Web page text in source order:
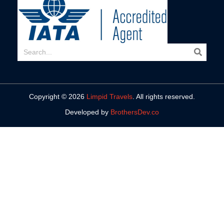
Copyright © 2026 Limpid Travels . All rights reserved.
Developed by BrothersDev.co